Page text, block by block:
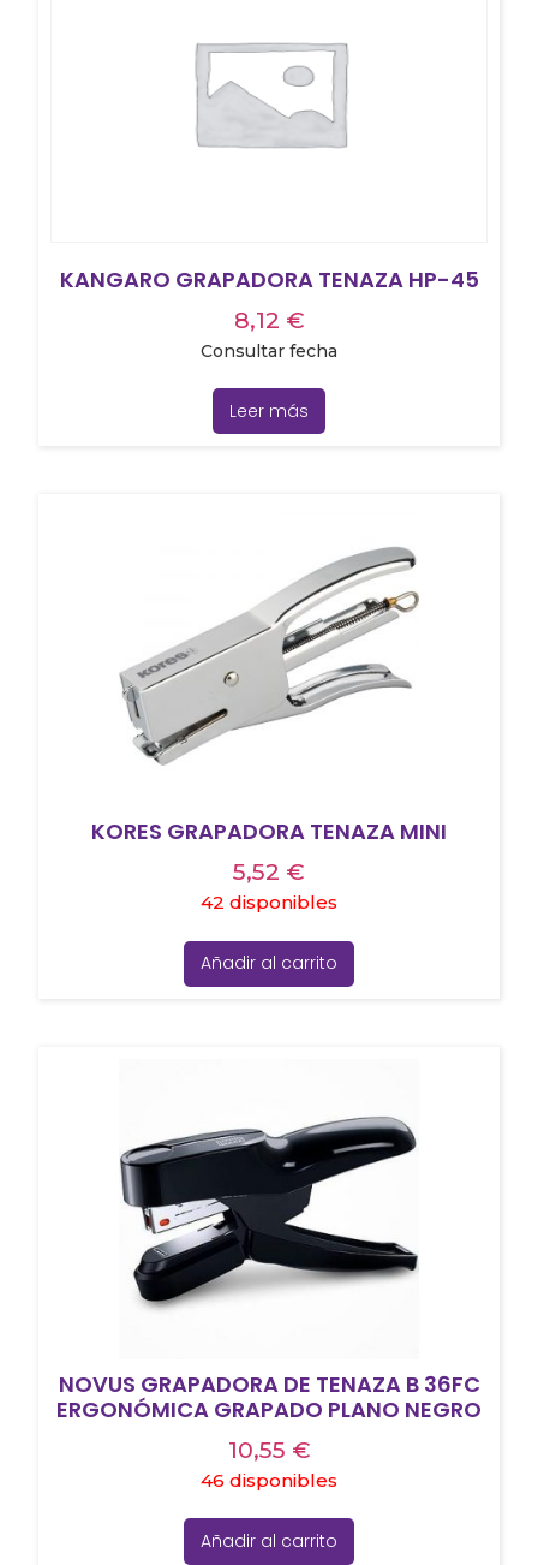
KANGARO GRAPADORA TENAZA HP-45
8,12 €
Consultar fecha
Leer más
KORES GRAPADORA TENAZA MINI
5,52 €
42 disponibles
Añadir al carrito
NOVUS GRAPADORA DE TENAZA B 36FC
ERGONÓMICA GRAPADO PLANO NEGRO
10,55 €
46 disponibles
Añadir al carrito